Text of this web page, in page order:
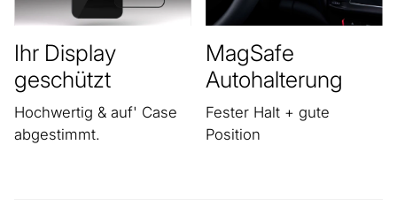
Ihr Display
geschützt
Hochwertig & auf' Case
abgestimmt.
MagSafe
Autohalterung
Fester Halt + gute
Position